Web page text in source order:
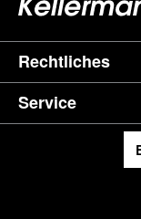
Rechtliches
Service